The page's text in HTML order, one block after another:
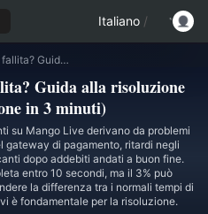
Italiano /
Ricarica Mango Live fallita? Guida alla risoluzione 2026 (Soluzione in 3 minuti)
Guida alla risoluzione
in 3 minuti)
su Mango Live derivano da problemi
di pagamento, ritardi negli
dopo addebiti andati a buon fine.
entro 10 secondi, ma il 3% può
la differenza tra i normali tempi di
è fondamentale per la risoluzione.